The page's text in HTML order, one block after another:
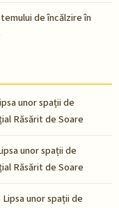
de încălzire în
unor spații de
Răsărit de Soare
unor spații de
Răsărit de Soare
Lipsa unor spații de